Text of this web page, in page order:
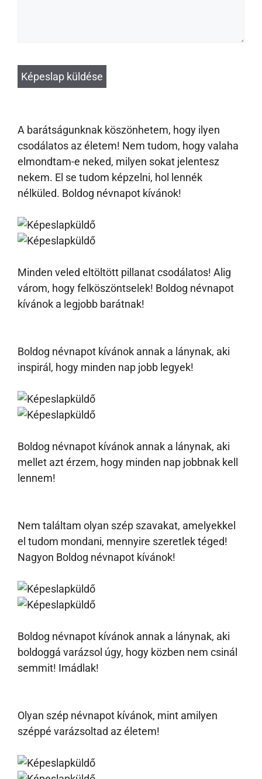
A barátságunknak köszönhetem, hogy ilyen
csodálatos az életem! Nem tudom, hogy valaha
elmondtam-e neked, milyen sokat jelentesz
nekem. El se tudom képzelni, hol lennék
nélküled. Boldog névnapot kívánok!
Minden veled eltöltött pillanat csodálatos! Alig
várom, hogy felköszöntselek! Boldog névnapot
kívánok a legjobb barátnak!
Boldog névnapot kívánok annak a lánynak, aki
inspirál, hogy minden nap jobb legyek!
Boldog névnapot kívánok annak a lánynak, aki
mellet azt érzem, hogy minden nap jobbnak kell
lennem!
Nem találtam olyan szép szavakat, amelyekkel
el tudom mondani, mennyire szeretlek téged!
Nagyon Boldog névnapot kívánok!
Boldog névnapot kívánok annak a lánynak, aki
boldoggá varázsol úgy, hogy közben nem csinál
semmit! Imádlak!
Olyan szép névnapot kívánok, mint amilyen
széppé varázsoltad az életem!